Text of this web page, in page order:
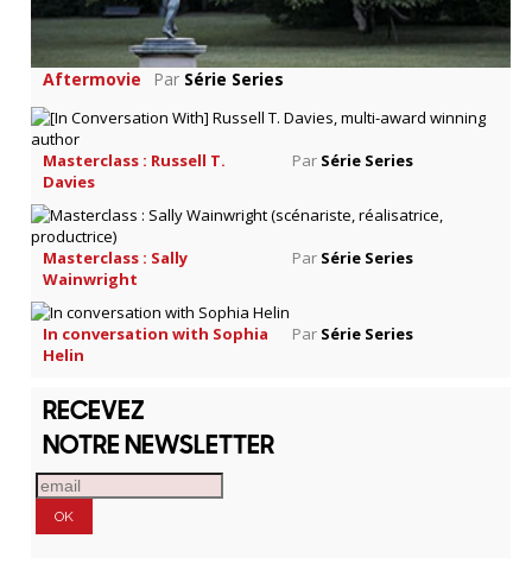
Aftermovie Par Série Series
Masterclass : Russell T.
Davies
Par Série Series
Masterclass : Sally
Wainwright
Par Série Series
In conversation with Sophia
Helin
Par Série Series
RECEVEZ
NOTRE NEWSLETTER